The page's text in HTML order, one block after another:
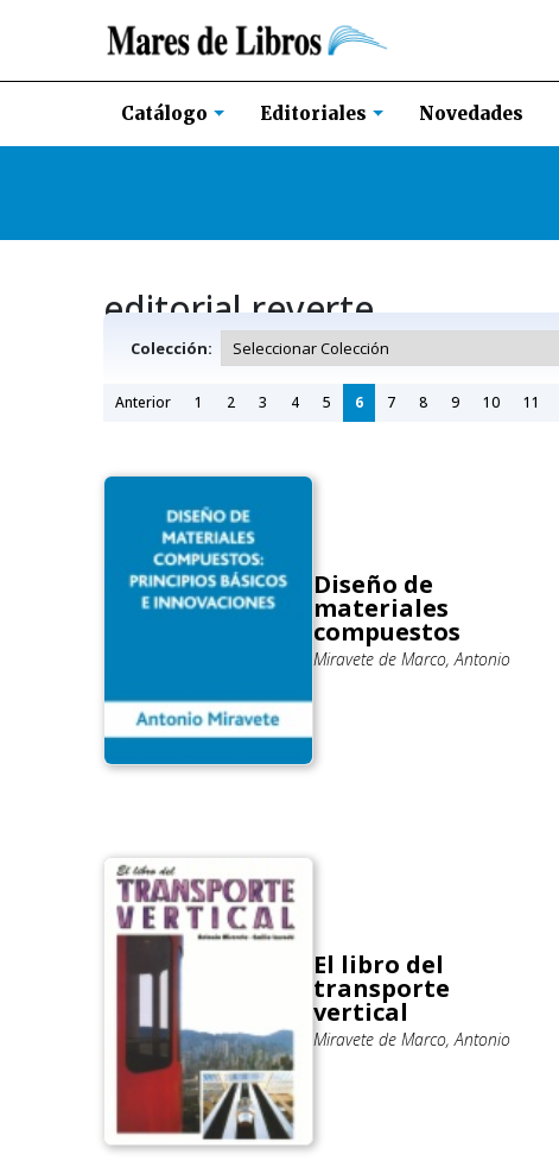
Catálogo Editoriales Novedades
editorial reverte
Colección:
Anterior 1 2 3 4 5 6 7 8 9 10 11
Diseño de
materiales
compuestos
Miravete de Marco, Antonio
El libro del
transporte
vertical
Miravete de Marco, Antonio